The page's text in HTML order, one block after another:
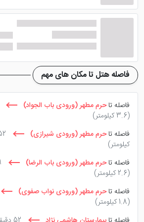
نزدیک بودن هتل بین المللی ارغوان
باعث شده تا میهمانان نیازی به
آستان قدس رضوی نداشته باشند.
برخلاف دیگر هتل های پنج ستاره
گلدن پالاس به علت نزدیک بودن به
مورد استقبال مسافران قرار میگیرد.
تنوع اتاق های هتل
خانواده ها هستند اما از تنوع اتاق‌های
به اتاق سینگل، دبل، استاندارد و
سایت های معتبری همچون سایت
فاصله هتل تا مکان های مهم
فاصله تاحرم مطهر (ورودی باب الجواد)
(3.6 کیلومتر)
فاصله تاحرم مطهر (ورودی شیرازی) 52 دقیقه
کیلومتر)
فاصله تاحرم مطهر (ورودی باب الرضا)
(2.6 کیلومتر)
فاصله تاحرم مطهر (ورودی نواب صفوی)
(1.8 کیلومتر)